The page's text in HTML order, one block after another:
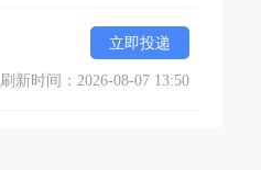
立即投递
刷新时间：2026-08-07 13:50